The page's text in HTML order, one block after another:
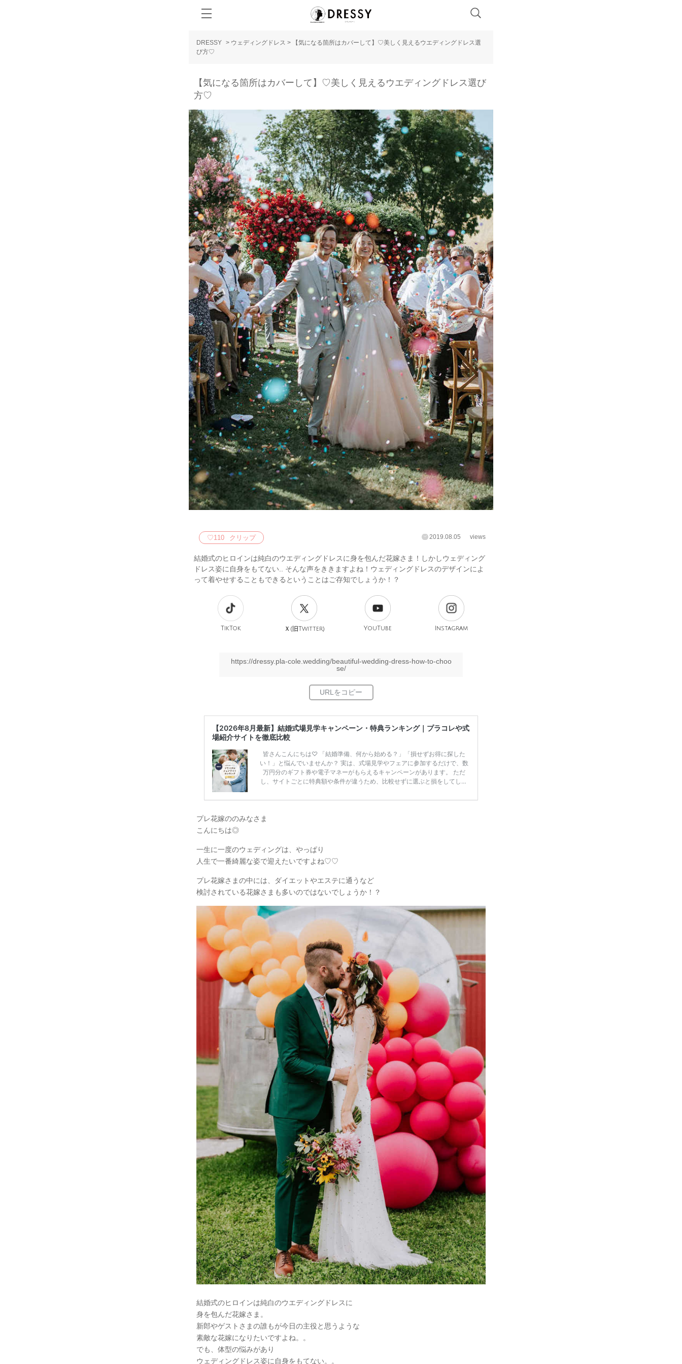
DRESSY > ウェディングドレス >
【気になる箇所はカバーして】♡美しく見えるウエディングドレス選
び方♡
【気になる箇所はカバーして】♡美しく見えるウエディングドレス選び
方♡
♡110 クリップ 2019.08.05 views
結婚式のヒロインは純白のウエディングドレスに身を包んだ花嫁さま！しかしウェディング
ドレス姿に自身をもてない.. そんな声をききますよね！ウェディングドレスのデザインによ
って着やせすることもできるということはご存知でしょうか！？
TikTok Ｘ(旧 Twitter) YouTube Instagram
https://dressy.pla-cole.wedding/beautiful-wedding-dress-how-to-choo
se/
【2026年8月最新】結婚式場見学キャンペーン・特典ランキング｜プラコレや式
場紹介サイトを徹底比較
皆さんこんにちは♡ 「結婚準備、何から始める？」「損せずお得に探した
い！」と悩んでいませんか？ 実は、式場見学やフェアに参加するだけで、数
万円分のギフト券や電子マネーがもらえるキャンペーンがあります。 ただ
し、サイトごとに特典額や条件が違うため、比較せずに選ぶと損をしてしま
ンペーン特典ランキングを公開！ 比較サイト：プラコレ、ゼクシィ、ハナユ
得？」「プラコレの特典は？」といった疑問も解決します。 まずは診断で候
プレ花嫁ののみなさま
こんにちは◎
一生に一度のウェディングは、やっぱり
人生で一番綺麗な姿で迎えたいですよね♡♡
プレ花嫁さまの中には、ダイエットやエステに通うなど
検討されている花嫁さまも多いのではないでしょうか！？
結婚式のヒロインは純白のウエディングドレスに
身を包んだ花嫁さま。
新郎やゲストさまの誰もが今日の主役と思うような
素敵な花嫁になりたいですよね。。
でも、体型の悩みがあり
ウェディングドレス姿に自身をもてない。。